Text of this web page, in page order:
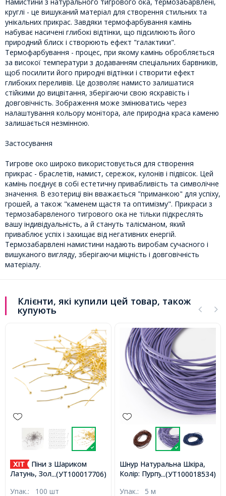
круглі - це вишуканий матеріал для створення стильних та
унікальних прикрас. Завдяки термофарбування камінь
набуває насичені глибокі відтінки, що підсилюють його
природний блиск і створюють ефект "галактики".
Термофарбування - процес, при якому камінь обробляється
за високої температури з додаванням спеціальних барвників,
щоб посилити його природні відтінки і створити ефект
глибоких переливів. Це дозволяє намисто залишатися
стійкими до вицвітання, зберігаючи свою яскравість і
довговічність. Зображення може змінюватись через
налаштування кольору монітора, але природна краса каменю
залишається незмінною.
Застосування
Тигрове око широко використовується для створення
прикрас - браслетів, намист, сережок, кулонів і підвісок. Цей
камінь поєднує в собі естетичну привабливість та символічне
значення. В езотериці він вважається "приманкою" для успіху,
грошей, а також "каменем щастя та оптимізму". Прикраси з
термозабарвленого тигрового ока не тільки підкреслять
вашу індивідуальність, а й стануть талісманом, який
приваблює успіх і захищає від негативних енергій.
Термозабарвлені намистини надають виробам сучасного і
вишуканого вигляду, зберігаючи міцність і довговічність
матеріалу.
Клієнти, які купили цей товар, також
купують
...(УТ100017706)
Піни з Шариком
Латунь, Золото, 30х0.5мм,
Упак.: 100 шт
...(УТ100018534)
Шнур Натуральна Шкіра,
Колір: Пурпурний, Розмір:
Упак.: 5 м